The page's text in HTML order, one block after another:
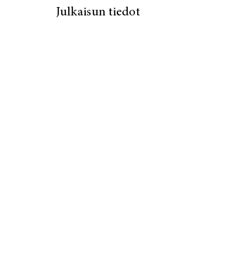
Julkaisun tiedot